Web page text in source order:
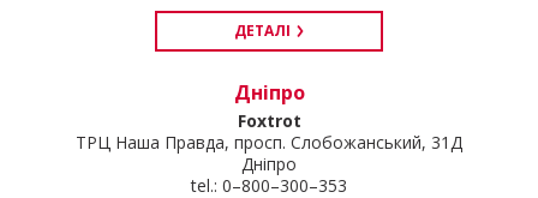
ДЕТАЛІ
Дніпро
Foxtrot
ТРЦ Наша Правда, просп. Слобожанський, 31Д
Дніпро
tel.: 0–800–300–353